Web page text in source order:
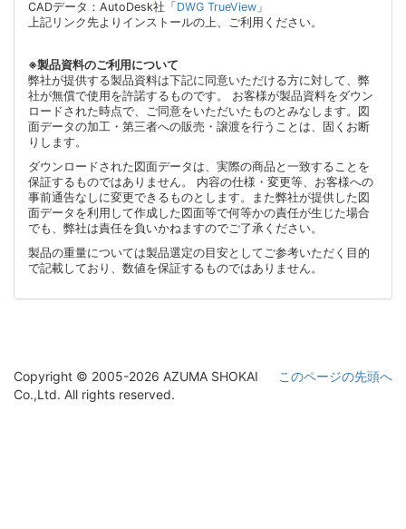
CADデータ：AutoDesk社「 DWG TrueView 」
上記リンク先よりインストールの上、ご利用ください。
※製品資料のご利用について
弊社が提供する製品資料は下記に同意いただける方に対して、弊
社が無償で使用を許諾するものです。 お客様が製品資料をダウン
ロードされた時点で、ご同意をいただいたものとみなします。図
面データの加工・第三者への販売・譲渡を行うことは、固くお断
りします。
ダウンロードされた図面データは、実際の商品と一致することを
保証するものではありません。 内容の仕様・変更等、お客様への
事前通告なしに変更できるものとします。また弊社が提供した図
面データを利用して作成した図面等で何等かの責任が生じた場合
でも、弊社は責任を負いかねますのでご了承ください。
製品の重量については製品選定の目安としてご参考いただく目的
で記載しており、数値を保証するものではありません。
このページの先頭へ
Copyright © 2005-2026 AZUMA SHOKAI
Co.,Ltd. All rights reserved.